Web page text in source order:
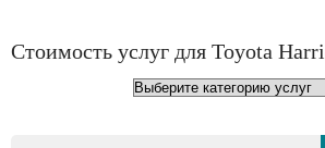
Стоимость услуг для Toyota